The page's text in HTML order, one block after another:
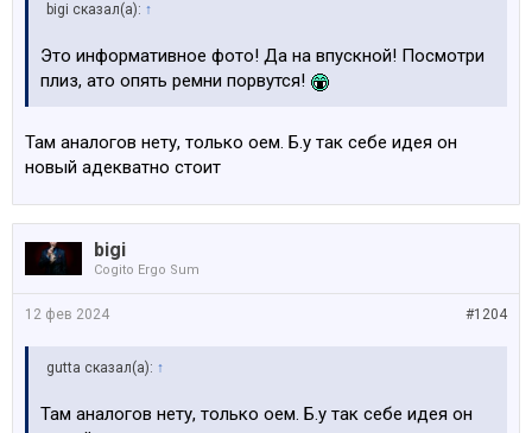
bigi сказал(а): ↑
Это информативное фото! Да на впускной! Посмотри
плиз, ато опять ремни порвутся!
Там аналогов нету, только оем. Б.у так себе идея он
новый адекватно стоит
bigi
Cogito Ergo Sum
#1204
12 фев 2024
gutta сказал(а): ↑
Там аналогов нету, только оем. Б.у так себе идея он